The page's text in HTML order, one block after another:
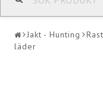
Jakt - Hunting
läder